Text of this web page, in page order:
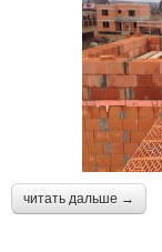
читать дальше →